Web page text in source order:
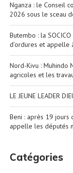
Nganza : le Conseil
2026 sous le sceau
Butembo : la
d’ordures et appelle
Nord-Kivu : Muhindo
agricoles et les
LE JEUNE LEADER
Beni : après 19 jours
appelle les députés
Catégories